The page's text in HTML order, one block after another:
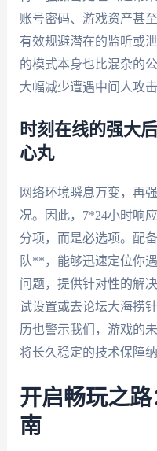
账号密码、游戏资产甚
有效规避潜在的监听或
的模式本身也比混杂的
大幅减少遭遇中间人攻击
时刻在线的强大
心丸
网络环境瞬息万变，再
况。因此，7*24小时响
分项，而是必选项。配
队**，能够迅速定位你
问题，提供针对性的解
试设置或去论坛大海捞
历也警示我们，游戏的
将长久稳定的技术保障纳
开启畅玩之
南